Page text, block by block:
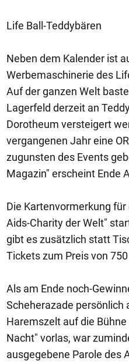
Life Ball-Teddybären
Neben dem Kalender ist
Werbemaschinerie des
Auf der ganzen Welt
Lagerfeld derzeit an
Dorotheum versteigert
vergangenen Jahr eine
zugunsten des Events
Magazin" erscheint Ende
Die Kartenvormerkung
Aids-Charity der Welt"
gibt es zusätzlich statt
Tickets zum Preis von 750
Als am Ende noch-
Scheherazade persönlich
Haremszelt auf die
Nacht" vorlas, war
ausgegebene Parole des